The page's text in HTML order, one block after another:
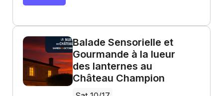
Balade Sensorielle et
Gourmande à la lueur
des lanternes au
Château Champion